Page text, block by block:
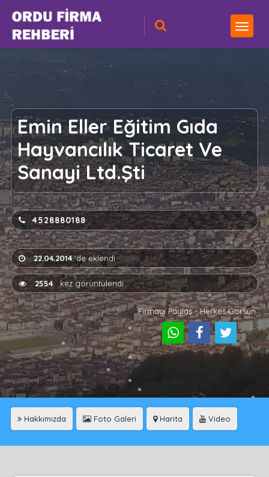
Emin Eller Eğitim Gıda
Hayvancılık Ticaret Ve
Sanayi Ltd.Şti
4528880188
22.04.2014'de eklendi
2554kez görüntülendi
Firmayı Paylaş - Herkes Görsün
Hakkımızda Foto Galeri Harita Video